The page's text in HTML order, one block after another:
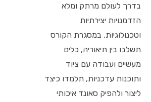
בדרך לעולם מרתק ומלא
הזדמנויות יצירתיות
וטכנולוגיות. במסגרת הקורס
תשלבו בין תיאוריה, כלים
מעשיים ועבודה עם ציוד
ותוכנות עדכניות, תלמדו כיצד
ליצור ולהפיק סאונד איכותי